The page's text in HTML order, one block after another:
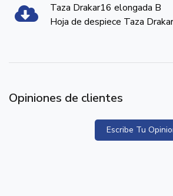
Taza Drakar16 elongada B
Hoja de despiece Taza
Opiniones de clientes
Escribe Tu